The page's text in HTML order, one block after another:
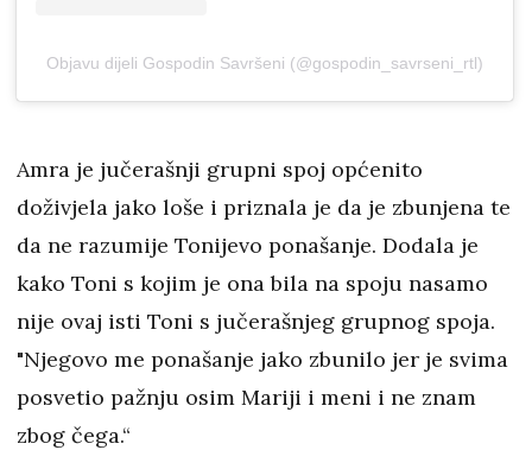
Objavu dijeli Gospodin Savršeni (@gospodin_savrseni_rtl)
Amra je jučerašnji grupni spoj općenito
doživjela jako loše i priznala je da je zbunjena te
da ne razumije Tonijevo ponašanje. Dodala je
kako Toni s kojim je ona bila na spoju nasamo
nije ovaj isti Toni s jučerašnjeg grupnog spoja.
"Njegovo me ponašanje jako zbunilo jer je svima
posvetio pažnju osim Mariji i meni i ne znam
zbog čega.“